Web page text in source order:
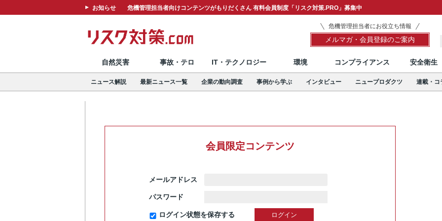
お知らせ 危機管理担当者向けコンテンツがもりだくさん 有料会員制度「リスク対策.PRO」募集中
危機管理担当者にお役立ち情報
メルマガ・会員登録のご案内
自然災害 事故・テロ IT・テクノロジー 環境 コンプライアンス 安全衛生
ニュース解説 最新ニュース一覧 企業の動向調査 事例から学ぶ インタビュー ニュープロダクツ 連載・コ
会員限定コンテンツ
メールアドレス
パスワード
ログイン状態を保存する